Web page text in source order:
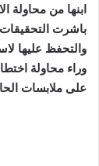
ابنها من محاولة
باشرت
والتحفظ عليها
وراء محاولة
على ملابسات